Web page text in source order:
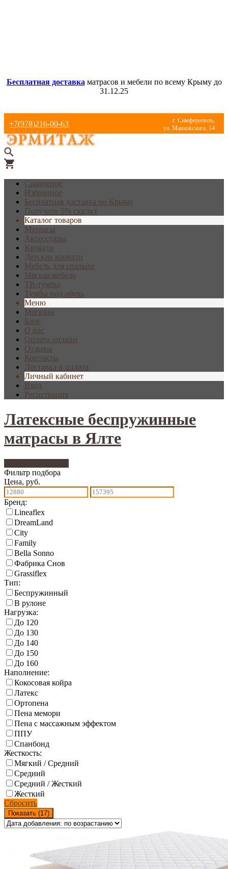
Бесплатная доставка матрасов и мебели по всему Крыму до
31.12.25
+7(978)216-00-63
г. Симферополь,
ул. Маяковского, 14
Сравнение
Избранное
Бесплатная доставка по Крыму
Получите 5% скидку
Каталог товаров
Матрасы
Аксессуары
Кровати
Детские кровати
Мебель для спальни
Мягкая мебель
ТВ-тумбы
Тумбы под обувь
Меню
Магазин
Блог
О нас
Оплата онлайн
Отзывы
Контакты
Доставка и оплата
Личный кабинет
Вход
Регистрация
Латексные беспружинные
матрасы в Ялте
Фильтр подбора
Цена, руб.
Бренд:
Lineaflex
DreamLand
City
Family
Bella Sonno
Фабрика Снов
Grassiflex
Тип:
Беспружинный
В рулоне
Нагрузка:
До 120
До 130
До 140
До 150
До 160
Наполнение:
Кокосовая койра
Латекс
Ортопена
Пена мемори
Пена с массажным эффектом
ППУ
Спанбонд
Жесткость:
Мягкий / Средний
Средний
Средний / Жесткий
Жесткий
Сбросить
Показать (17)